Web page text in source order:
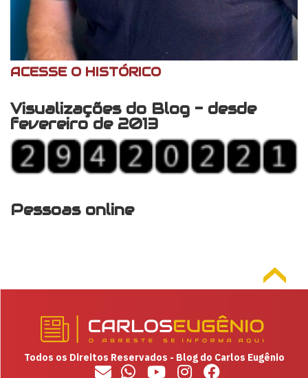
ACESSE O HISTÓRICO
Visualizações do Blog - desde
fevereiro de 2013
Pessoas online
Todos os Direitos Reservados - Blog do Carlos Eugênio